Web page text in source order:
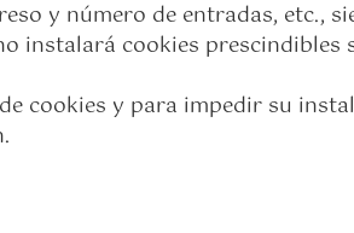
y número de entradas, etc.,
instalará cookies prescindibles
cookies y para impedir su